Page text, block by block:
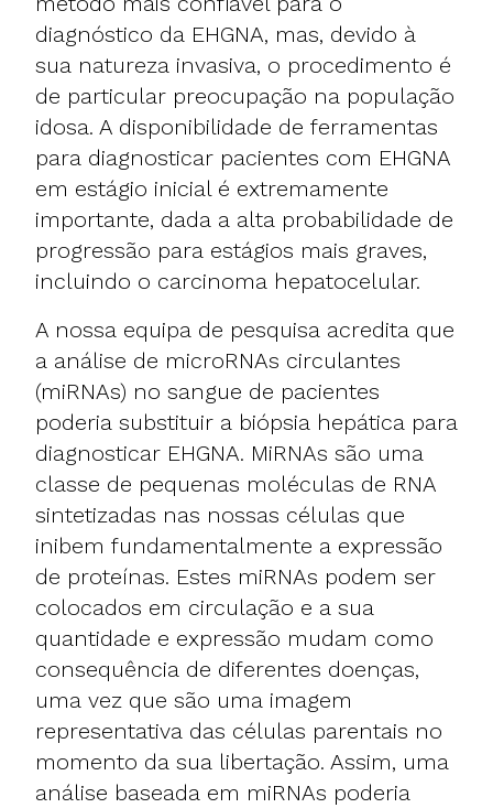
diagnóstico da EHGNA, mas, devido à
sua natureza invasiva, o procedimento é
de particular preocupação na população
idosa. A disponibilidade de ferramentas
para diagnosticar pacientes com EHGNA
em estágio inicial é extremamente
importante, dada a alta probabilidade de
progressão para estágios mais graves,
incluindo o carcinoma hepatocelular.
A nossa equipa de pesquisa acredita que
a análise de microRNAs circulantes
(miRNAs) no sangue de pacientes
poderia substituir a biópsia hepática para
diagnosticar EHGNA. MiRNAs são uma
classe de pequenas moléculas de RNA
sintetizadas nas nossas células que
inibem fundamentalmente a expressão
de proteínas. Estes miRNAs podem ser
colocados em circulação e a sua
quantidade e expressão mudam como
consequência de diferentes doenças,
uma vez que são uma imagem
representativa das células parentais no
momento da sua libertação. Assim, uma
análise baseada em miRNAs poderia